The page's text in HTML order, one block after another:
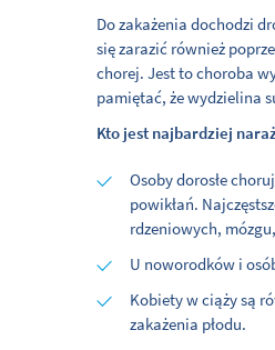
Do zakażenia dochodzi
się zarazić również
chorej. Jest to choroba
pamiętać, że wydzielina
Kto jest najbardziej
Osoby dorosłe
powikłań.
rdzeniowych,
U noworodków i
Kobiety w ciąży są
zakażenia płodu.